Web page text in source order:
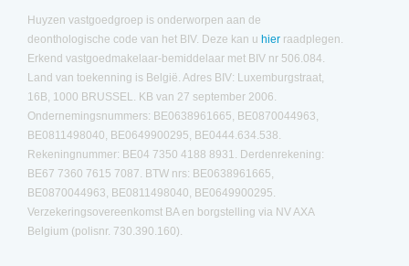
Huyzen vastgoedgroep is onderworpen aan de
deonthologische code van het BIV. Deze kan u hier raadplegen.
Erkend vastgoedmakelaar-bemiddelaar met BIV nr 506.084.
Land van toekenning is België. Adres BIV: Luxemburgstraat,
16B, 1000 BRUSSEL. KB van 27 september 2006.
Ondernemingsnummers: BE0638961665, BE0870044963,
BE0811498040, BE0649900295, BE0444.634.538.
Rekeningnummer: BE04 7350 4188 8931. Derdenrekening:
BE67 7360 7615 7087. BTW nrs: BE0638961665,
BE0870044963, BE0811498040, BE0649900295.
Verzekeringsovereenkomst BA en borgstelling via NV AXA
Belgium (polisnr. 730.390.160).